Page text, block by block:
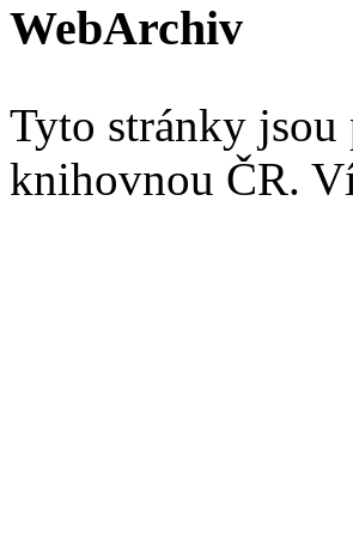
WebArchiv
Tyto stránky
knihovnou ČR.